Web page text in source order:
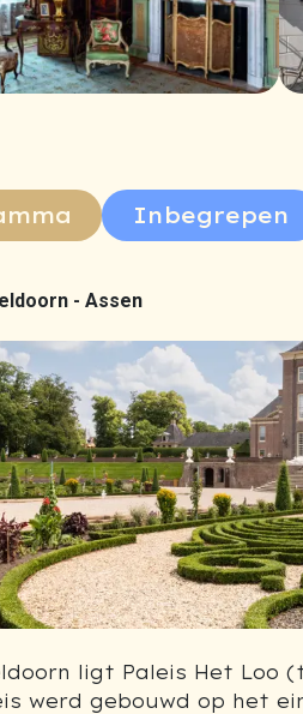
Inbegrepen
- Assen
ligt Paleis Het Loo
werd gebouwd op het